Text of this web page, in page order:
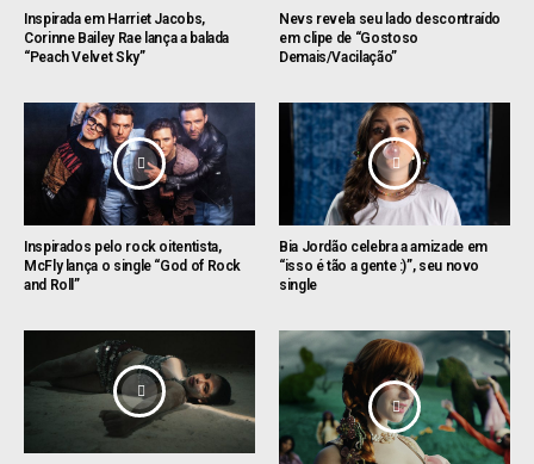
Inspirada em Harriet Jacobs,
Corinne Bailey Rae lança a balada
“Peach Velvet Sky”
Nevs revela seu lado descontraído
em clipe de “Gostoso
Demais/Vacilação”
Inspirados pelo rock oitentista,
McFly lança o single “God of Rock
and Roll”
Bia Jordão celebra a amizade em
“isso é tão a gente :)”, seu novo
single